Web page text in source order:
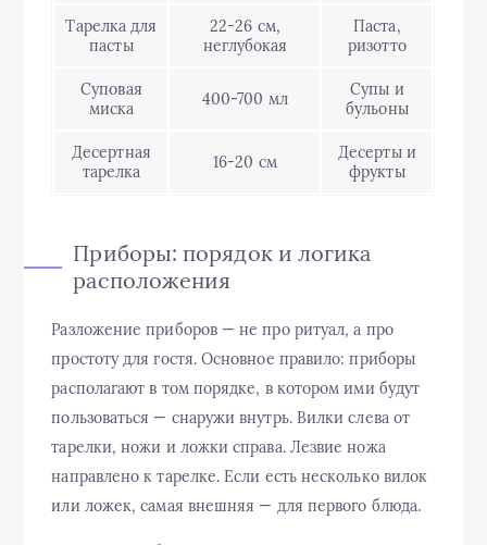
Тарелка для
пасты
22-26 см,
неглубокая
Паста,
ризотто
Суповая
миска
400-700 мл
Супы и
бульоны
Десертная
тарелка
16-20 см
Десерты и
фрукты
Приборы: порядок и логика
расположения
Разложение приборов — не про ритуал, а про
простоту для гостя. Основное правило: приборы
располагают в том порядке, в котором ими будут
пользоваться — снаружи внутрь. Вилки слева от
тарелки, ножи и ложки справа. Лезвие ножа
направлено к тарелке. Если есть несколько вилок
или ложек, самая внешняя — для первого блюда.